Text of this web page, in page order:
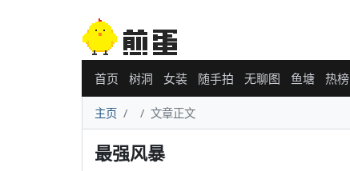
首页 树洞 女装 随手拍 无聊图 鱼塘 热榜
主页 文章正文
最强风暴